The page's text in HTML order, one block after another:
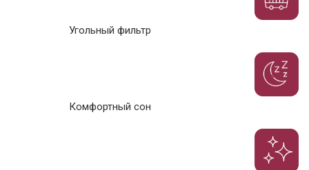
Угольный фильтр
Комфортный сон